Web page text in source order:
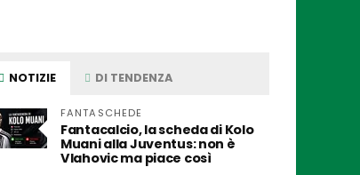
NOTIZIE DI TENDENZA
FANTASCHEDE
Fantacalcio, la scheda di Kolo
Muani alla Juventus: non è
Vlahovic ma piace così